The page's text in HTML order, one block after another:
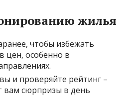
жилья
чтобы избежать
цен, особенно в
и проверяйте рейтинг –
вам сюрпризы в день